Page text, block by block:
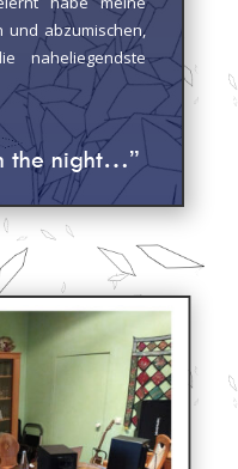
und abzumischen,
naheliegendste
the night…”